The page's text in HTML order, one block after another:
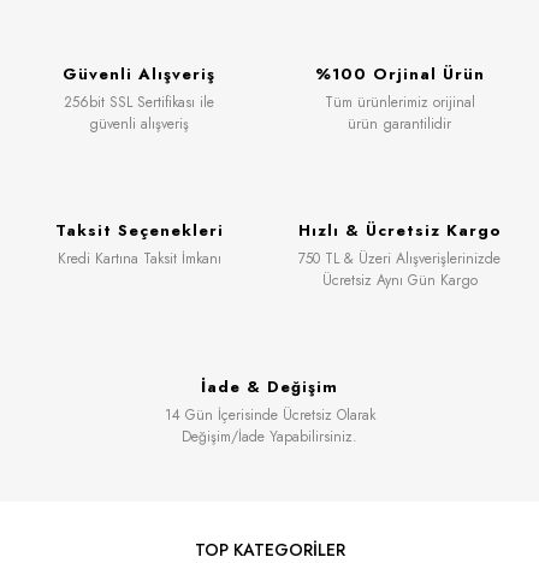
Güvenli Alışveriş
256bit SSL Sertifikası ile
güvenli alışveriş
%100 Orjinal Ürün
Tüm ürünlerimiz orijinal
ürün garantilidir
Taksit Seçenekleri
Kredi Kartına Taksit İmkanı
Hızlı & Ücretsiz Kargo
750 TL & Üzeri Alışverişlerinizde
Ücretsiz Aynı Gün Kargo
İade & Değişim
14 Gün İçerisinde Ücretsiz Olarak
Değişim/İade Yapabilirsiniz.
TOP KATEGORİLER